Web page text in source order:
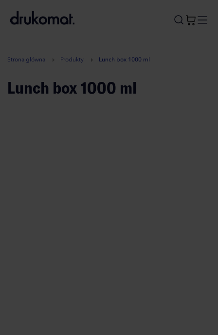
A
Strona główna Produkty Lunch box 1000 ml
Lunch box 1000 ml